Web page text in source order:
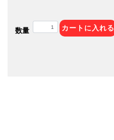
数量 カートに入れる